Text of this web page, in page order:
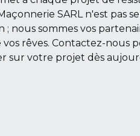
SARL n'est pas
nous sommes vos
vos rêves. Contactez-nous
sur votre projet dès